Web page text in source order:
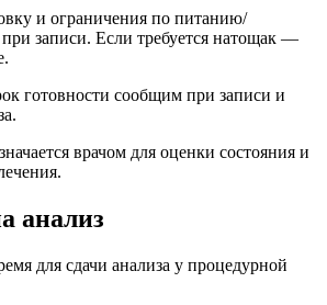
и ограничения по питанию/
записи. Если требуется натощак —
готовности сообщим при записи и
врачом для оценки состояния и
анализ
для сдачи анализа у процедурной